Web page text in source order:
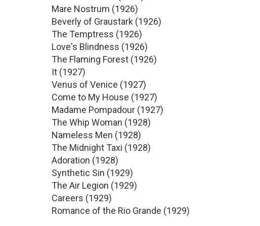
Mare Nostrum (1926)
Beverly of Graustark (1926)
The Temptress (1926)
Love's Blindness (1926)
The Flaming Forest (1926)
It (1927)
Venus of Venice (1927)
Come to My House (1927)
Madame Pompadour (1927)
The Whip Woman (1928)
Nameless Men (1928)
The Midnight Taxi (1928)
Adoration (1928)
Synthetic Sin (1929)
The Air Legion (1929)
Careers (1929)
Romance of the Rio Grande (1929)